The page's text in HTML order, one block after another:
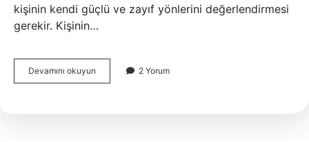
kişinin kendi güçlü ve zayıf yönlerini değerlendirmesi
gerekir. Kişinin…
Devamını okuyun Başarının
formülü
2 Yorum